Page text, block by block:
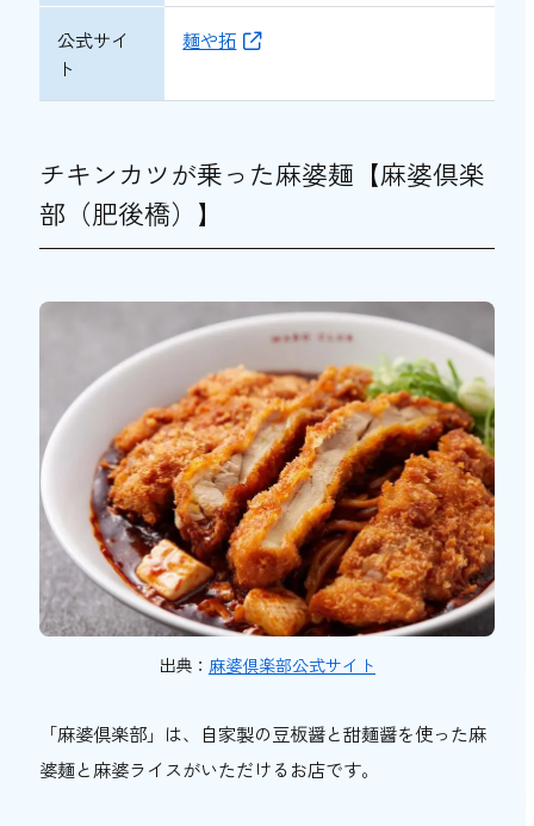
公式サイ
ト
麺や拓
チキンカツが乗った麻婆麺【麻婆倶楽
部（肥後橋）】
出典： 麻婆倶楽部公式サイト
「麻婆倶楽部」は、自家製の豆板醤と甜麺醤を使った麻
婆麺と麻婆ライスがいただけるお店です。